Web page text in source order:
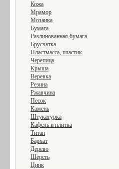
Кожа
Мрамор
Мозаика
Бумага
Разлинованная бумага
Брусчатка
Пластмасса, пластик
Черепица
Крыша
Веревка
Резина
Ржавчина
Песок
Камень
Штукатурка
Кафель и плитка
Титан
Бархат
Дерево
Шерсть
Цинк